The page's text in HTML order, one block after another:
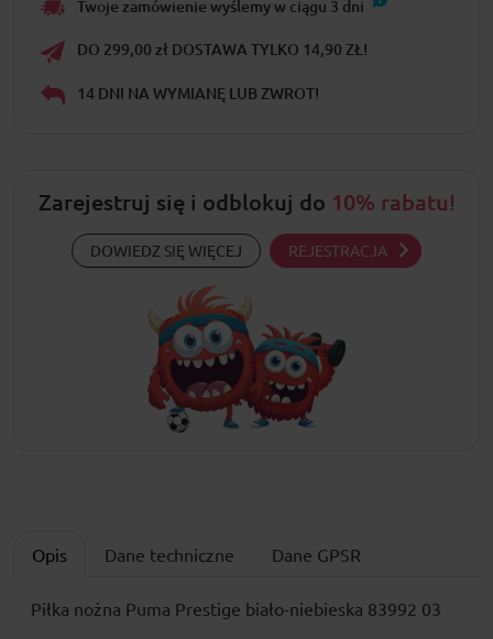
Twoje zamówienie wyślemy w ciągu 3 dni
DO 299,00 zł DOSTAWA TYLKO 14,90 ZŁ!
14 DNI NA WYMIANĘ LUB ZWROT!
Zarejestruj się i odblokuj do 10% rabatu!
DOWIEDZ SIĘ WIĘCEJ REJESTRACJA
Opis Dane techniczne Dane GPSR
Piłka nożna Puma Prestige biało-niebieska 83992 03